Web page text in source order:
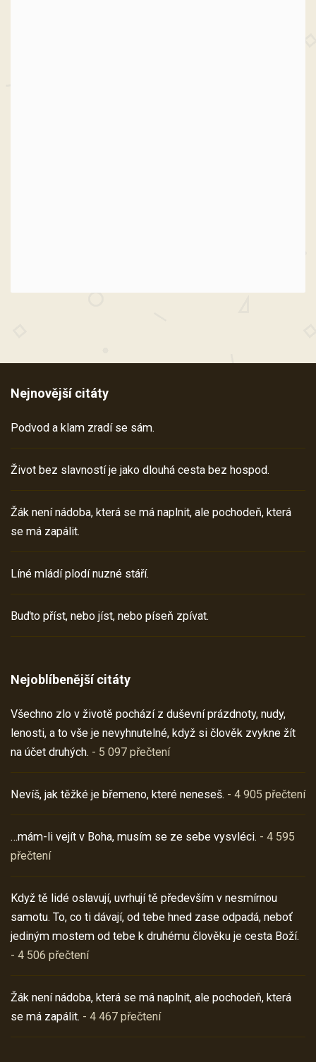
Nejnovější citáty
Podvod a klam zradí se sám.
Život bez slavností je jako dlouhá cesta bez hospod.
Žák není nádoba, která se má naplnit, ale pochodeň, která
se má zapálit.
Líné mládí plodí nuzné stáří.
Buďto příst, nebo jíst, nebo píseň zpívat.
Nejoblíbenější citáty
Všechno zlo v životě pochází z duševní prázdnoty, nudy,
lenosti, a to vše je nevyhnutelné, když si člověk zvykne žít
na účet druhých. - 5 097 přečtení
Nevíš, jak těžké je břemeno, které neneseš. - 4 905 přečtení
…mám-li vejít v Boha, musím se ze sebe vysvléci. - 4 595
přečtení
Když tě lidé oslavují, uvrhují tě především v nesmírnou
samotu. To, co ti dávají, od tebe hned zase odpadá, neboť
jediným mostem od tebe k druhému člověku je cesta Boží.
- 4 506 přečtení
Žák není nádoba, která se má naplnit, ale pochodeň, která
se má zapálit. - 4 467 přečtení